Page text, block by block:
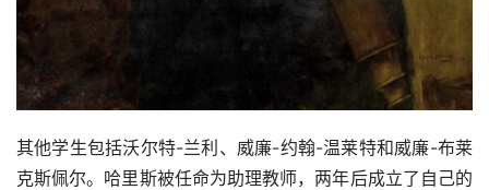
其他学生包括沃尔特-兰利、威廉-约翰-温莱特和威廉-布莱
克斯佩尔。哈里斯被任命为助理教师，两年后成立了自己的